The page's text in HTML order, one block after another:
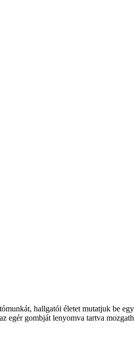
hallgatói életet mutatjuk be
egér gombját lenyomva tartva